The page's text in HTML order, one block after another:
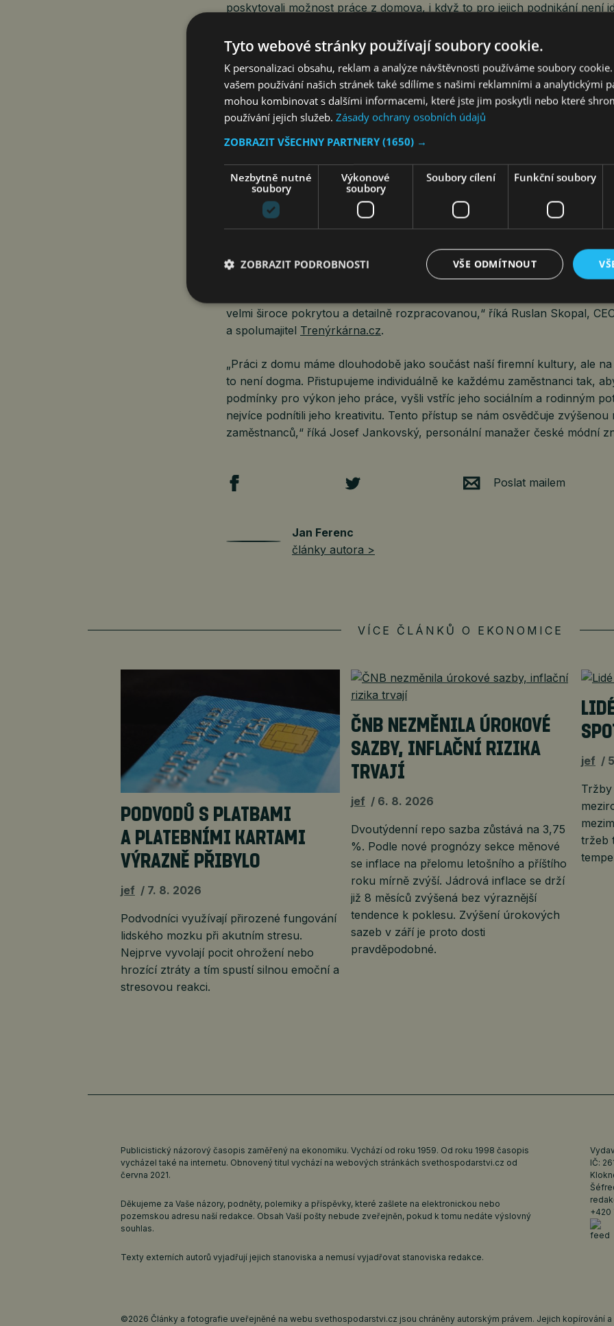
poskytovali možnost práce z domova, i když to pro jejich podnikání není
„Podnikatelé by měli nastavovat podmínky, které vyhovují jim, a nenechat
poskytování home office, pokud to není nutné nebo pokud jim to
trhu práce ukazuje, že mnoho lidí je ochotno pracovat i bez něj,“ říká
ředitelka společnosti UOL Účetnictví.
Platí, že firmy by měly být schopny samy usoudit, zda chtějí nabízet práci
zaměstnavatele a promyslet, zda jeho firemní kultura bude vyhovovat.
spojení zaměstnavatele a zaměstnance, kde se potkávají očekávání a
stran,“ vysvětluje Tereza Rabi z pracovního portálu Atmoskop.cz.
rovnováhu mezi jejich potřebami a potřebami provozu. Zaměstnance
office se pak snažíme co nejlépe řídit, aby pracovali co nejefektivněji. A
velmi široce pokrytou a detailně rozpracovanou,“ říká Ruslan Skopal,
a spolumajitel Trenýrkárna.cz.
„Práci z domu máme dlouhodobě jako součást naší firemní kultury, ale
to není dogma. Přistupujeme individuálně ke každému zaměstnanci tak,
podmínky pro výkon jeho práce, vyšli vstříc jeho sociálním a rodinným
nejvíce podnítili jeho kreativitu. Tento přístup se nám osvědčuje zvýšenou
zaměstnanců,“ říká Josef Jankovský, personální manažer české módní
Poslat mailem
Jan Ferenc
články autora >
VÍCE ČLÁNKŮ O EKONOMICE
PODVODŮ S PLATBAMI
A PLATEBNÍMI KARTAMI
VÝRAZNĚ PŘIBYLO
jef 7. 8. 2026
Podvodníci využívají přirozené fungování
lidského mozku při akutním stresu.
Nejprve vyvolají pocit ohrožení nebo
hrozící ztráty a tím spustí silnou emoční a
stresovou reakci.
ČNB NEZMĚNILA ÚROKOVÉ
SAZBY, INFLAČNÍ RIZIKA
TRVAJÍ
jef 6. 8. 2026
Dvoutýdenní repo sazba zůstává na 3,75
%. Podle nové prognózy sekce měnové
se inflace na přelomu letošního a příštího
roku mírně zvýší. Jádrová inflace se drží
již 8 měsíců zvýšená bez výraznější
tendence k poklesu. Zvýšení úrokových
sazeb v září je proto dosti
pravděpodobné.
jef
tržeb
Publicistický názorový časopis zaměřený na ekonomiku. Vychází od roku 1959. Od roku 1998 časopis
vycházel také na internetu. Obnovený titul vychází na webových stránkách svethospodarstvi.cz od
června 2021.
Děkujeme za Vaše názory, podněty, polemiky a příspěvky, které zašlete na elektronickou nebo
pozemskou adresu naší redakce. Obsah Vaší pošty nebude zveřejněn, pokud k tomu nedáte výslovný
souhlas.
Texty externích autorů vyjadřují jejich stanoviska a nemusí vyjadřovat stanoviska redakce.
IČ:
+420
©2026 Články a fotografie uveřejněné na webu svethospodarstvi.cz jsou chráněny autorským právem. Jejich kopírování
Tyto webové stránky používají soubory cookie.
K personalizaci obsahu, reklam a analýze návštěvnosti používáme soubory
vašem používání našich stránek také sdílíme s našimi reklamními a analytickými
mohou kombinovat s dalšími informacemi, které jste jim poskytli nebo které
používání jejich služeb. Zásady ochrany osobních údajů
ZOBRAZIT VŠECHNY PARTNERY (1650) →
Nezbytně nutné
soubory
Výkonové
soubory
Soubory cílení Funkční soubory
VŠE ODMÍTNOUT
ZOBRAZIT PODROBNOSTI